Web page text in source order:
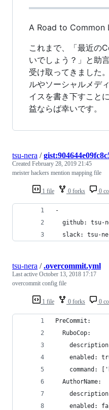
A Road to Common
これまで、「最近の
いでしょう？」と助
受け取ってきました
ルやソーシャルメデ
イスを書き下すこと
益ならば幸いです。
1 file 0 forks 0
tsu-nera /
Created February 28, 2019 21:45
meister hackers mention mapping file
-
github: tsu-
slack: tsu-
1 file 0 forks 0
tsu-nera /.overcommit.yml
Last active October 13, 2018 17:17
overcommit config file
PreCommit:
  RuboCop:
enabled:
command:
  AuthorName:
enabled: